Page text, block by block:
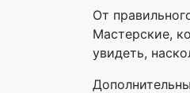
От
Мастерские,
увидеть,